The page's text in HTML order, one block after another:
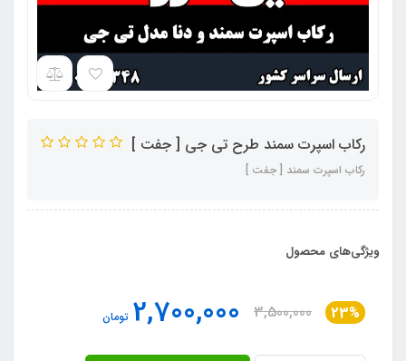
رکاب اسپرت سمند طرح تی جی [ جفت ]
رکاب اسپرت سمند [ جفت ]
ویژگی‌های محصول
23%
3,500,000
2,700,000 تومان